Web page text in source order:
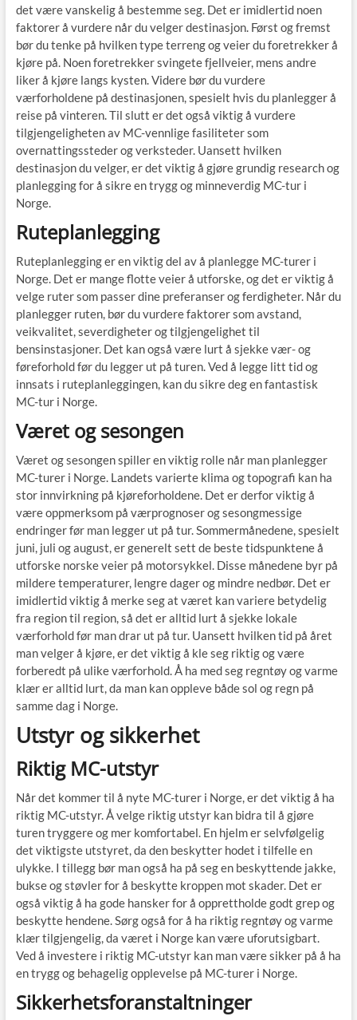
det være vanskelig å bestemme seg. Det er imidlertid noen
faktorer å vurdere når du velger destinasjon. Først og fremst
bør du tenke på hvilken type terreng og veier du foretrekker å
kjøre på. Noen foretrekker svingete fjellveier, mens andre
liker å kjøre langs kysten. Videre bør du vurdere
værforholdene på destinasjonen, spesielt hvis du planlegger å
reise på vinteren. Til slutt er det også viktig å vurdere
tilgjengeligheten av MC-vennlige fasiliteter som
overnattingssteder og verksteder. Uansett hvilken
destinasjon du velger, er det viktig å gjøre grundig research og
planlegging for å sikre en trygg og minneverdig MC-tur i
Norge.
Ruteplanlegging
Ruteplanlegging er en viktig del av å planlegge MC-turer i
Norge. Det er mange flotte veier å utforske, og det er viktig å
velge ruter som passer dine preferanser og ferdigheter. Når du
planlegger ruten, bør du vurdere faktorer som avstand,
veikvalitet, severdigheter og tilgjengelighet til
bensinstasjoner. Det kan også være lurt å sjekke vær- og
føreforhold før du legger ut på turen. Ved å legge litt tid og
innsats i ruteplanleggingen, kan du sikre deg en fantastisk
MC-tur i Norge.
Været og sesongen
Været og sesongen spiller en viktig rolle når man planlegger
MC-turer i Norge. Landets varierte klima og topografi kan ha
stor innvirkning på kjøreforholdene. Det er derfor viktig å
være oppmerksom på værprognoser og sesongmessige
endringer før man legger ut på tur. Sommermånedene, spesielt
juni, juli og august, er generelt sett de beste tidspunktene å
utforske norske veier på motorsykkel. Disse månedene byr på
mildere temperaturer, lengre dager og mindre nedbør. Det er
imidlertid viktig å merke seg at været kan variere betydelig
fra region til region, så det er alltid lurt å sjekke lokale
værforhold før man drar ut på tur. Uansett hvilken tid på året
man velger å kjøre, er det viktig å kle seg riktig og være
forberedt på ulike værforhold. Å ha med seg regntøy og varme
klær er alltid lurt, da man kan oppleve både sol og regn på
samme dag i Norge.
Utstyr og sikkerhet
Riktig MC-utstyr
Når det kommer til å nyte MC-turer i Norge, er det viktig å ha
riktig MC-utstyr. Å velge riktig utstyr kan bidra til å gjøre
turen tryggere og mer komfortabel. En hjelm er selvfølgelig
det viktigste utstyret, da den beskytter hodet i tilfelle en
ulykke. I tillegg bør man også ha på seg en beskyttende jakke,
bukse og støvler for å beskytte kroppen mot skader. Det er
også viktig å ha gode hansker for å opprettholde godt grep og
beskytte hendene. Sørg også for å ha riktig regntøy og varme
klær tilgjengelig, da været i Norge kan være uforutsigbart.
Ved å investere i riktig MC-utstyr kan man være sikker på å ha
en trygg og behagelig opplevelse på MC-turer i Norge.
Sikkerhetsforanstaltninger